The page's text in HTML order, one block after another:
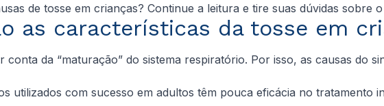
de tosse em crianças? Continue a leitura e tire suas dúvidas sobre
as características da tosse em
da “maturação” do sistema respiratório. Por isso, as causas do
utilizados com sucesso em adultos têm pouca eficácia no tratamento